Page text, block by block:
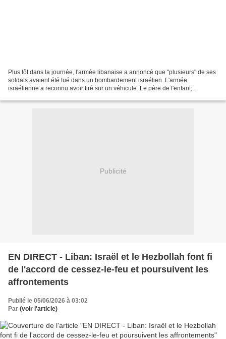
Plus tôt dans la journée, l'armée libanaise a annoncé que "plusieurs" de ses
soldats avaient été tué dans un bombardement israélien. L'armée
israélienne a reconnu avoir tiré sur un véhicule. Le père de l'enfant,
Publicité
EN DIRECT - Liban: Israël et le Hezbollah font fi
de l'accord de cessez-le-feu et poursuivent les
affrontements
Publié le 05/06/2026 à 03:02
Par (voir l'article)